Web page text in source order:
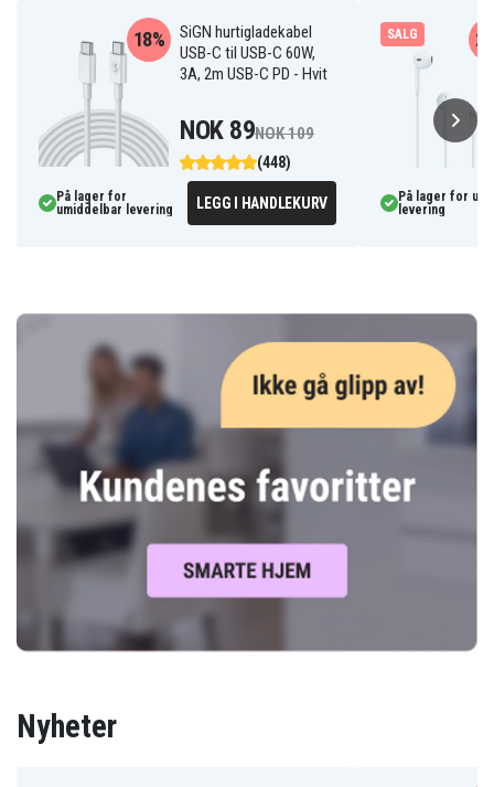
SiGN hurtigladekabel
USB-C til USB-C 60W,
3A, 2m USB-C PD - Hvit
(448)
18%
NOK 89NOK 109
På lager for
umiddelbar levering
LEGG I HANDLEKURV
SALG
På lager for
levering
Nyheter